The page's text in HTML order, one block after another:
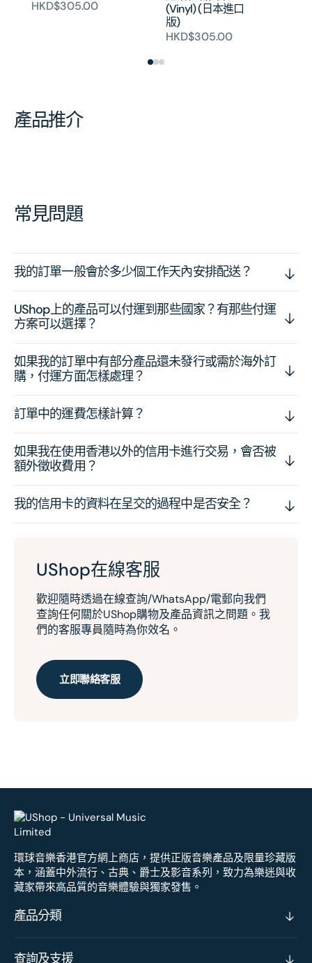
HKD$305.00
(Vinyl) (日本進口
版)
HKD$305.00
產品推介
常見問題
我的訂單一般會於多少個工作天內安排配送？
UShop上的產品可以付運到那些國家？有那些付運
方案可以選擇？
如果我的訂單中有部分產品還未發行或需於海外訂
購，付運方面怎樣處理？
訂單中的運費怎樣計算？
如果我在使用香港以外的信用卡進行交易，會否被
額外徵收費用？
我的信用卡的資料在呈交的過程中是否安全？
UShop在線客服
歡迎隨時透過在線查詢/WhatsApp/電郵向我們
查詢任何關於UShop購物及產品資訊之問題。我
們的客服專員隨時為你效名。
立即聯絡客服
環球音樂香港官方網上商店，提供正版音樂產品及限量珍藏版
本，涵蓋中外流行、古典、爵士及影音系列，致力為樂迷與收
藏家帶來高品質的音樂體驗與獨家發售。
產品分類
查詢及支援